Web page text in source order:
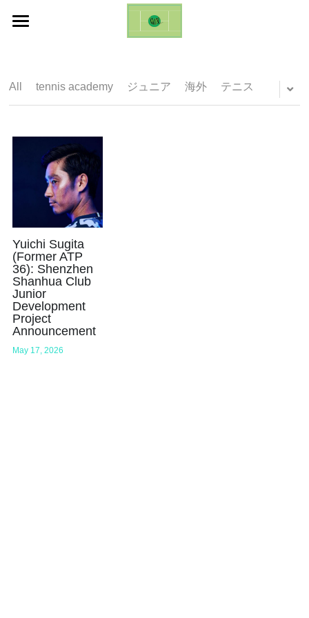
Inquires
English
English
日本語
All tennis academy ジュニア 海外 テニス
Yuichi Sugita
(Former ATP
36): Shenzhen
Shanhua Club
Junior
Development
Project
Announcement
May 17, 2026